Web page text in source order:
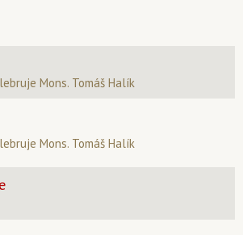
Mons. Tomáš Halík
Mons. Tomáš Halík